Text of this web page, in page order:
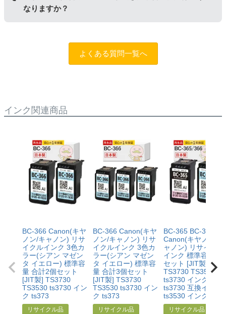
やパソコンにインク残量は表示されなくなりますが、ス
トップボタンを5秒以上押していただくとご使用いただ
純正品と同様にインク残量表示が必要なお客様は商品名
[残量表示あり]と記載された商品
をお買い求めくださ
なりますか？
お問い合わせフォーム
よくある質問一覧へ
インク関連商品
BC-366 Canon(キヤ
ノン/キャノン) リサ
イクルインク 3色カ
ラー(シアン マゼン
タ イエロー) 標準容
量 合計2個セット
[JIT製] TS3730
TS3530 ts3730 イン
ク ts373
リサイクル品
BC-366 Canon(キヤ
ノン/キャノン) リサ
イクルインク 3色カ
ラー(シアン マゼン
タ イエロー) 標準容
量 合計3個セット
[JIT製] TS3730
TS3530 ts3730 イン
ク ts373
リサイクル品
BC-365 BC-366
Canon(キヤノン/キ
ャノン) リサイクル
インク 標準容量 4
セット [JIT製]
TS3730 TS3530
ts3730 インク
ts3730 互換インク
ts3530 インク 互換
リサイクル品